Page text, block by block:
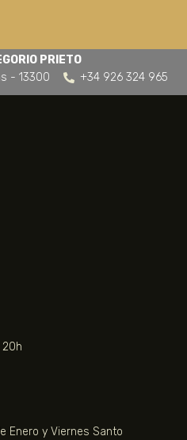
PRIETO
- 13300
+34 926 324 965
20h
Enero y Viernes Santo